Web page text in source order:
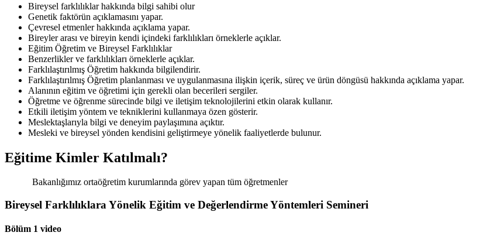
Bireysel farklılıklar hakkında bilgi sahibi olur
Genetik faktörün açıklamasını yapar.
Çevresel etmenler hakkında açıklama yapar.
Bireyler arası ve bireyin kendi içindeki farklılıkları örneklerle açıklar.
Eğitim Öğretim ve Bireysel Farklılıklar
Benzerlikler ve farklılıkları örneklerle açıklar.
Farklılaştırılmış Öğretim hakkında bilgilendirir.
Farklılaştırılmış Öğretim planlanması ve uygulanmasına ilişkin içerik, süreç ve ürün döngüsü hakkında açıklama yapar.
Alanının eğitim ve öğretimi için gerekli olan becerileri sergiler.
Öğretme ve öğrenme sürecinde bilgi ve iletişim teknolojilerini etkin olarak kullanır.
Etkili iletişim yöntem ve tekniklerini kullanmaya özen gösterir.
Meslektaşlarıyla bilgi ve deneyim paylaşımına açıktır.
Mesleki ve bireysel yönden kendisini geliştirmeye yönelik faaliyetlerde bulunur.
Eğitime Kimler Katılmalı?
Bakanlığımız ortaöğretim kurumlarında görev yapan tüm öğretmenler
Bireysel Farklılıklara Yönelik Eğitim ve Değerlendirme Yöntemleri Semineri
Bölüm 1 video